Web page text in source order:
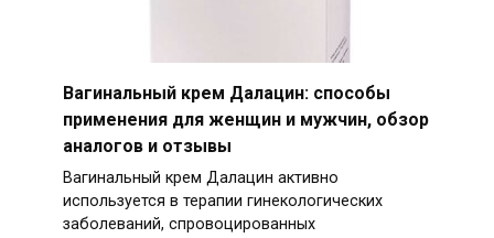
Вагинальный крем Далацин: способы
применения для женщин и мужчин, обзор
аналогов и отзывы
Вагинальный крем Далацин активно
используется в терапии гинекологических
заболеваний, спровоцированных